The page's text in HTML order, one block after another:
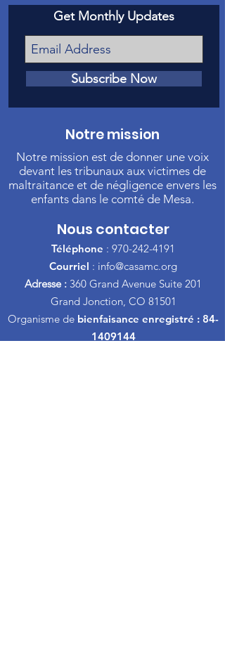
Get Monthly Updates
Subscribe Now
Notre mission
Notre mission est de donner une voix
devant les tribunaux aux victimes de
maltraitance et de négligence envers les
enfants dans le comté de Mesa.
Nous contacter
Téléphone : 970-242-4191
Courriel : info@casamc.org
Adresse : 360 Grand Avenue Suite 201
Grand Jonction, CO 81501
Organisme de bienfaisance enregistré : 84-
1409144